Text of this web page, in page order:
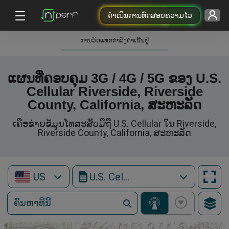
ດຳເນີນການທົດສອບຄວາມໄວ
ການວັດແທກກໍາລັງດໍາເນີນຢູ່
ແຜນທີ່ຄອບຄຸມ 3G / 4G / 5G ຂອງ U.S.
Cellular Riverside, Riverside
County, California, ສະຫະລັດ
ເຄືອຂ່າຍຂໍ້ມູນໂທລະສັບມືຖື U.S. Cellular ໃນ Riverside,
Riverside County, California, ສະຫະລັດ
US U.S. Cellular